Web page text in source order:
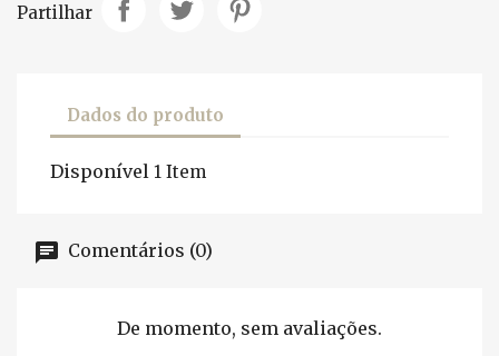
Partilhar
Dados do produto
Disponível 1 Item
Comentários (0)
De momento, sem avaliações.